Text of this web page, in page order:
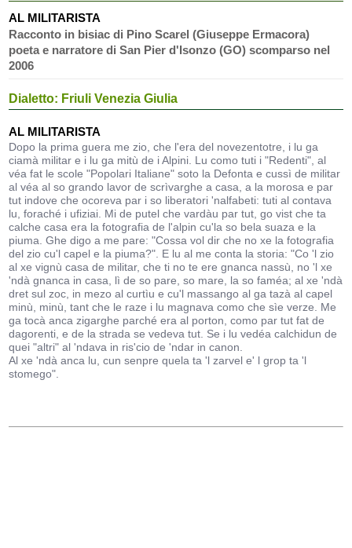
AL MILITARISTA
Racconto in bisiac di Pino Scarel (Giuseppe Ermacora)
poeta e narratore di San Pier d'Isonzo (GO) scomparso nel
2006
Dialetto: Friuli Venezia Giulia
AL MILITARISTA
Dopo la prima guera me zio, che l'era del novezentotre, i lu ga
ciamà militar e i lu ga mitù de i Alpini. Lu como tuti i "Redenti", al
véa fat le scole "Popolari Italiane" soto la Defonta e cussì de militar
al véa al so grando lavor de scrìvarghe a casa, a la morosa e par
tut indove che ocoreva par i so liberatori 'nalfabeti: tuti al contava
lu, foraché i ufiziai. Mi de putel che vardàu par tut, go vist che ta
calche casa era la fotografia de l'alpin cu'la so bela suaza e la
piuma. Ghe digo a me pare: "Cossa vol dir che no xe la fotografia
del zio cu'l capel e la piuma?". E lu al me conta la storia: "Co 'l zio
al xe vignù casa de militar, che ti no te ere gnanca nassù, no 'l xe
'ndà gnanca in casa, lì de so pare, so mare, la so faméa; al xe 'ndà
dret sul zoc, in mezo al curtìu e cu'l massango al ga tazà al capel
minù, minù, tant che le raze i lu magnava como che sìe verze. Me
ga tocà anca zigarghe parché era al porton, como par tut fat de
dagorenti, e de la strada se vedeva tut. Se i lu vedéa calchidun de
quei "altri" al 'ndava in ris'cio de 'ndar in canon.
Al xe 'ndà anca lu, cun senpre quela ta 'l zarvel e' l grop ta 'l
stomego".